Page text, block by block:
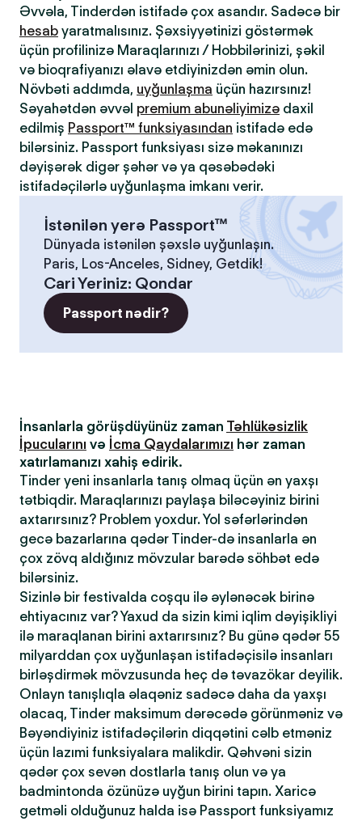
Əvvəla, Tinderdən istifadə çox asandır. Sadəcə bir
hesab yaratmalısınız. Şəxsiyyətinizi göstərmək
üçün profilinizə Maraqlarınızı / Hobbilərinizi, şəkil
və bioqrafiyanızı əlavə etdiyinizdən əmin olun.
Növbəti addımda, uyğunlaşma üçün hazırsınız!
Səyahətdən əvvəl premium abunəliyimizə daxil
edilmiş Passport™ funksiyasından istifadə edə
bilərsiniz. Passport funksiyası sizə məkanınızı
dəyişərək digər şəhər və ya qəsəbədəki
istifadəçilərlə uyğunlaşma imkanı verir.
İstənilən yerə Passport™
Dünyada istənilən şəxslə uyğunlaşın.
Paris, Los-Anceles, Sidney, Getdik!
Cari Yeriniz: Qondar
Passport nədir?
İnsanlarla görüşdüyünüz zaman Təhlükəsizlik
İpucularını və İcma Qaydalarımızı hər zaman
xatırlamanızı xahiş edirik.
Tinder yeni insanlarla tanış olmaq üçün ən yaxşı
tətbiqdir. Maraqlarınızı paylaşa biləcəyiniz birini
axtarırsınız? Problem yoxdur. Yol səfərlərindən
gecə bazarlarına qədər Tinder-də insanlarla ən
çox zövq aldığınız mövzular barədə söhbət edə
bilərsiniz.
Sizinlə bir festivalda coşqu ilə əylənəcək birinə
ehtiyacınız var? Yaxud da sizin kimi iqlim dəyişikliyi
ilə maraqlanan birini axtarırsınız? Bu günə qədər 55
milyarddan çox uyğunlaşan istifadəçisilə insanları
birləşdirmək mövzusunda heç də təvazökar deyilik.
Onlayn tanışlıqla əlaqəniz sadəcə daha da yaxşı
olacaq, Tinder maksimum dərəcədə görünməniz və
Bəyəndiyiniz istifadəçilərin diqqətini cəlb etməniz
üçün lazımi funksiyalara malikdir. Qəhvəni sizin
qədər çox sevən dostlarla tanış olun və ya
badmintonda özünüzə uyğun birini tapın. Xaricə
getməli olduğunuz halda isə Passport funksiyamız